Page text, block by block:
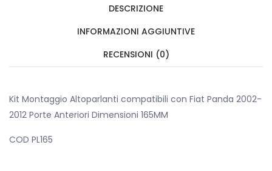
DESCRIZIONE
INFORMAZIONI AGGIUNTIVE
RECENSIONI (0)
Kit Montaggio Altoparlanti compatibili con Fiat Panda 2002-
2012 Porte Anteriori Dimensioni 165MM
COD PL165